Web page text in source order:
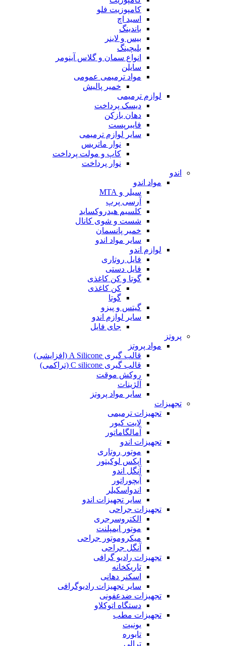
کامپوزیت فلو
اسید اچ
باندینگ
بیس و لاینر
بلیچینگ
انواع سمان و گلاس آینومر
سایلن
مواد ترمیمی عمومی
خمیر پالیش
لوازم ترمیمی
دیسک پرداخت
دهان بازکن
فایبرپست
سایر لوازم ترمیمی
نوار ماتریس
کاپ و مولت پرداخت
نوار پرداخت
اندو
مواد اندو
سیلر و MTA
آرسی پرپ
کلسیم هیدروکساید
شست و شوی کانال
خمیر پانسمان
سایر مواد اندو
لوازم اندو
فایل روتاری
فایل دستی
گوتا و کن کاغذی
کن کاغذی
گوتا
گیتس و پیزو
سایر لوازم اندو
جای فایل
پروتز
مواد پروتز
قالب گیری A Silicone (افزایشی)
قالب گیری C silicone (تراکمی)
روکش موقت
آلژینات
سایر مواد پروتز
تجهیزات
تجهیزات ترمیمی
لایت کیور
آمالگاماتور
تجهیزات اندو
موتور روتاری
اپکس لوکیتور
آنگل اندو
آبچوراتور
اندواسکیلر
سایر تجهیزات اندو
تجهیزات جراحی
الکتروسرجری
موتور ایمپلنت
میکروموتور جراحی
آنگل جراحی
تجهیزات رادیو گرافی
تاریکخانه
اسکنر دهانی
سایر تجهیزات رادیوگرافی
تجهیزات ضدعفونی
دستگاه اتوکلاو
تجهیزات مطب
یونیت
تابوره
ترالی